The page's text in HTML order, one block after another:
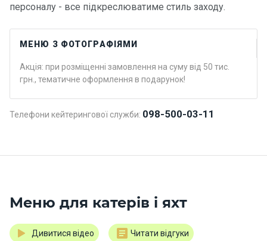
персоналу - все підкреслюватиме стиль заходу.
МЕНЮ З ФОТОГРАФІЯМИ
Акція: при розміщенні замовлення на суму від 50 тис.
грн., тематичне оформлення в подарунок!
Телефони кейтерингової служби: 098-500-03-11
Меню для катерів і яхт
Дивитися відео Читати відгуки